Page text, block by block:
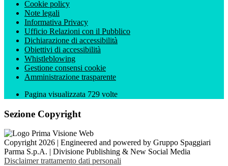
Cookie policy
Note legali
Informativa Privacy
Ufficio Relazioni con il Pubblico
Dichiarazione di accessibilità
Obiettivi di accessibilità
Whistleblowing
Gestione consensi cookie
Amministrazione trasparente
Pagina visualizzata 729 volte
Sezione Copyright
Copyright 2026 | Engineered and powered by Gruppo Spaggiari
Parma S.p.A. | Divisione Publishing & New Social Media
Disclaimer trattamento dati personali